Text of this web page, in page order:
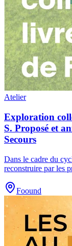
Atelier
Exploration
S. Proposé et
Secours
Dans le cadre du
reconstruire par les
Foound